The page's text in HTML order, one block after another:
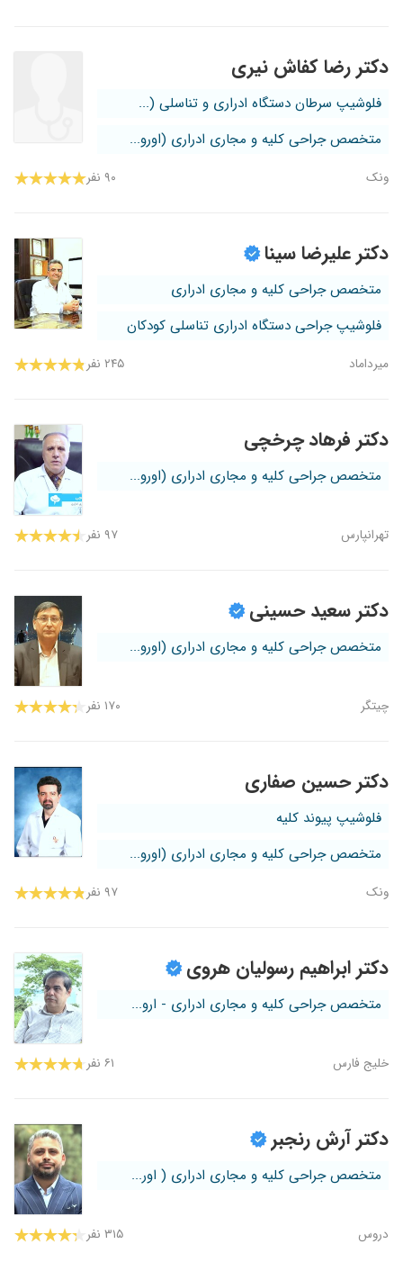
دکتر رضا کفاش نیری
فلوشیپ سرطان دستگاه ادراری و تناسلی (...
متخصص جراحی کلیه و مجاری ادراری (اورو...
ونک ۹۰ نفر
دکتر علیرضا سینا
متخصص جراحی کلیه و مجاری ادراری
فلوشیپ جراحی دستگاه ادراری تناسلی کودکان
میرداماد ۲۴۵ نفر
دکتر فرهاد چرخچی
متخصص جراحی کلیه و مجاری ادراری (اورو...
تهرانپارس ۹۷ نفر
دکتر سعید حسینی
متخصص جراحی کلیه و مجاری ادراری (اورو...
چیتگر ۱۷۰ نفر
دکتر حسین صفاری
فلوشیپ پیوند کلیه
متخصص جراحی کلیه و مجاری ادراری (اورو...
ونک ۹۷ نفر
دکتر ابراهیم رسولیان هروی
متخصص جراحی کلیه و مجاری ادراری - ارو...
خلیج فارس ۶۱ نفر
دکتر آرش رنجبر
متخصص جراحی کلیه و مجاری ادراری ( اور...
دروس ۳۱۵ نفر